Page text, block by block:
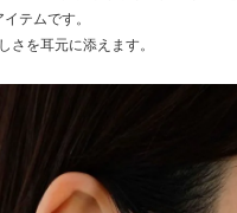
テムです。
さを耳元に添えます。